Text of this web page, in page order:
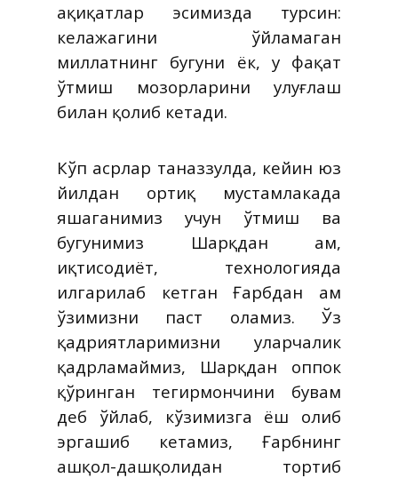
ҳақиқатлар эсимизда турсин:
келажагини ўйламаган
миллатнинг бугуни ёк, у фақат
ўтмиш мозорларини улуғлаш
билан қолиб кетади.
Кўп асрлар таназзулда, кейин юз
йилдан ортиқ мустамлакада
яшаганимиз учун ўтмиш ва
бугунимиз Шарқдан ҳам,
иқтисодиёт, технологияда
илгарилаб кетган Ғарбдан ҳам
ўзимизни паст оламиз. Ўз
қадриятларимизни уларчалик
қадрламаймиз, Шарқдан оппок
қўринган тегирмончини бувам
деб ўйлаб, кўзимизга ёш олиб
эргашиб кетамиз, Ғарбнинг
ашқол-дашқолидан тортиб